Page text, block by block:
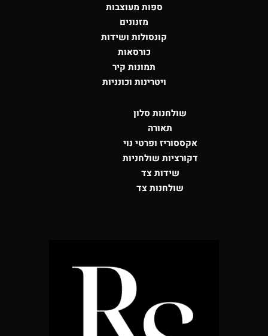
ספות מעוצבות
מזנונים
קונסולות ושידות
כורסאות
תמונות קיר
ויטרינות וכונניות
שולחנות סלון
תאורה
אקססוריז ופרטי נוי
דקורציות שולחניות
שידות צד
שולחנות צד